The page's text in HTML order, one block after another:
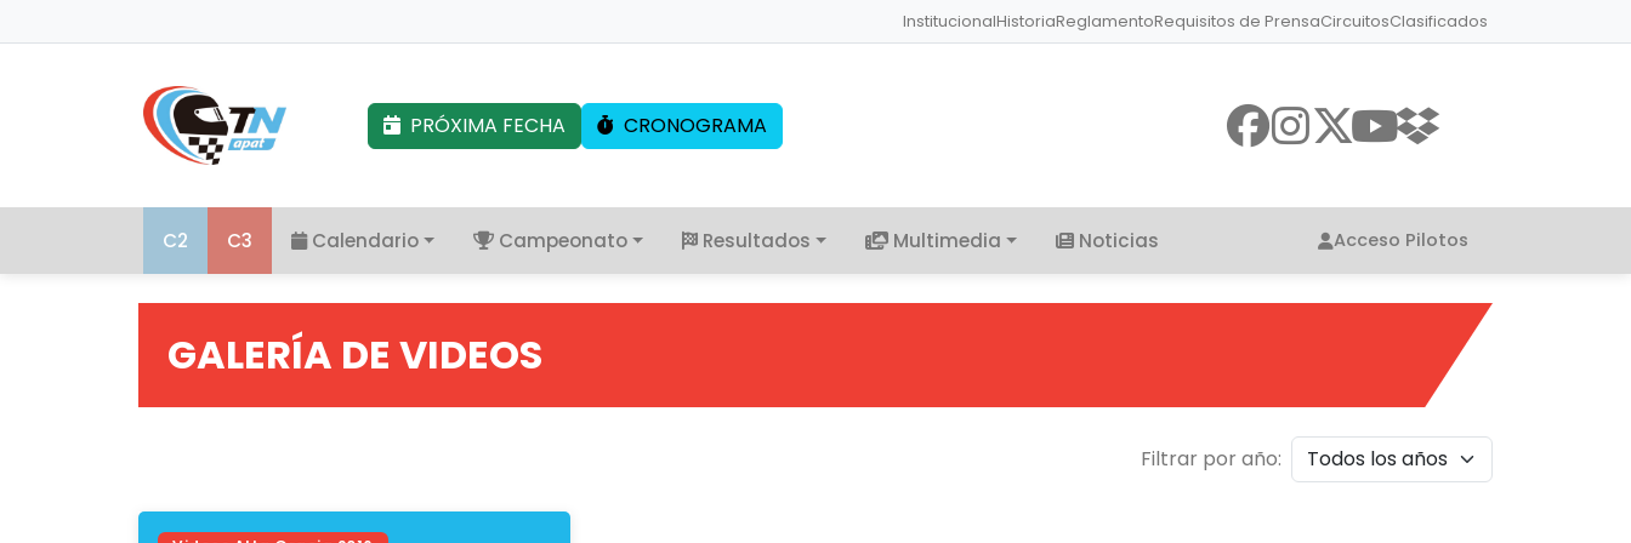
InstitucionalHistoriaReglamentoRequisitos de PrensaCircuitosClasificados
PRÓXIMA FECHA CRONOGRAMA
C2 C3 Calendario Campeonato Resultados Multimedia Noticias Acceso Pilotos
GALERÍA DE VIDEOS
Filtrar por año: